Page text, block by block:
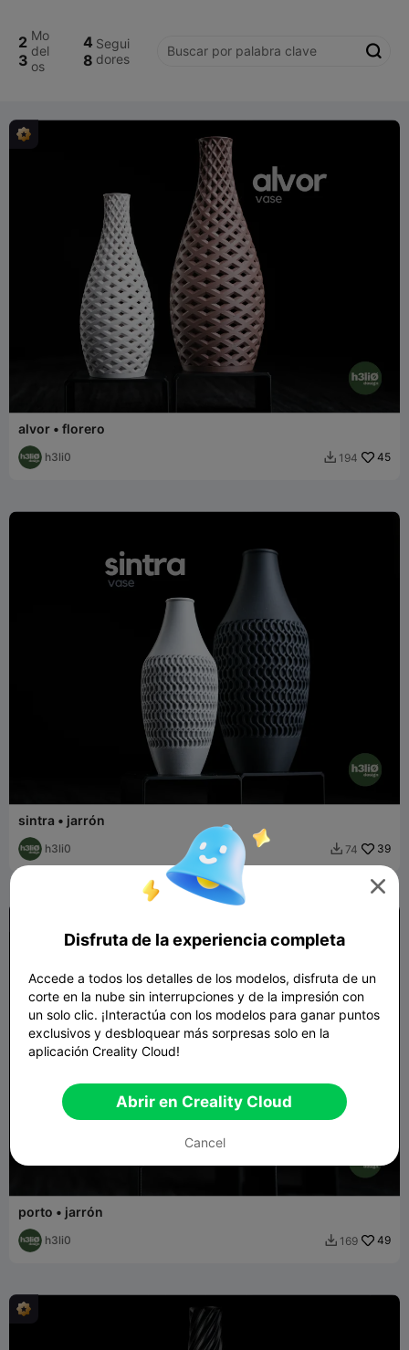
2
3
Mo
del
os
4
8
Segui
dores

alvor • florero
h3li0  194 45
sintra • jarrón
h3li0  74 39
porto • jarrón
h3li0  169 49

Disfruta de la experiencia completa
Accede a todos los detalles de los modelos, disfruta de un
corte en la nube sin interrupciones y de la impresión con
un solo clic. ¡Interactúa con los modelos para ganar puntos
exclusivos y desbloquear más sorpresas solo en la
aplicación Creality Cloud!
Abrir en Creality Cloud
Cancel